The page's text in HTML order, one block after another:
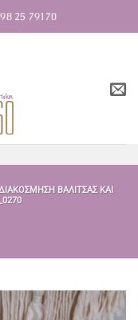
25 79170
ΒΑΛΊΤΣΑΣ ΚΑΙ